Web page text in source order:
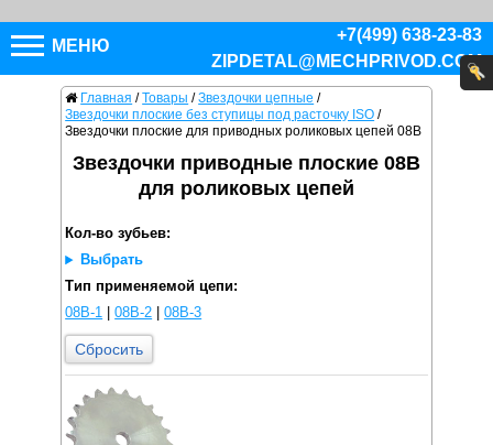
МЕНЮ
+7(499) 638-23-83
ZIPDETAL@MECHPRIVOD.COM
Главная / Товары / Звездочки цепные /
Звездочки плоские без ступицы под расточку ISO /
Звездочки плоские для приводных роликовых цепей 08B
Звездочки приводные плоские 08B
для роликовых цепей
Кол-во зубьев:
Выбрать
Тип применяемой цепи:
08B-1 |08B-2 |08B-3
Сбросить